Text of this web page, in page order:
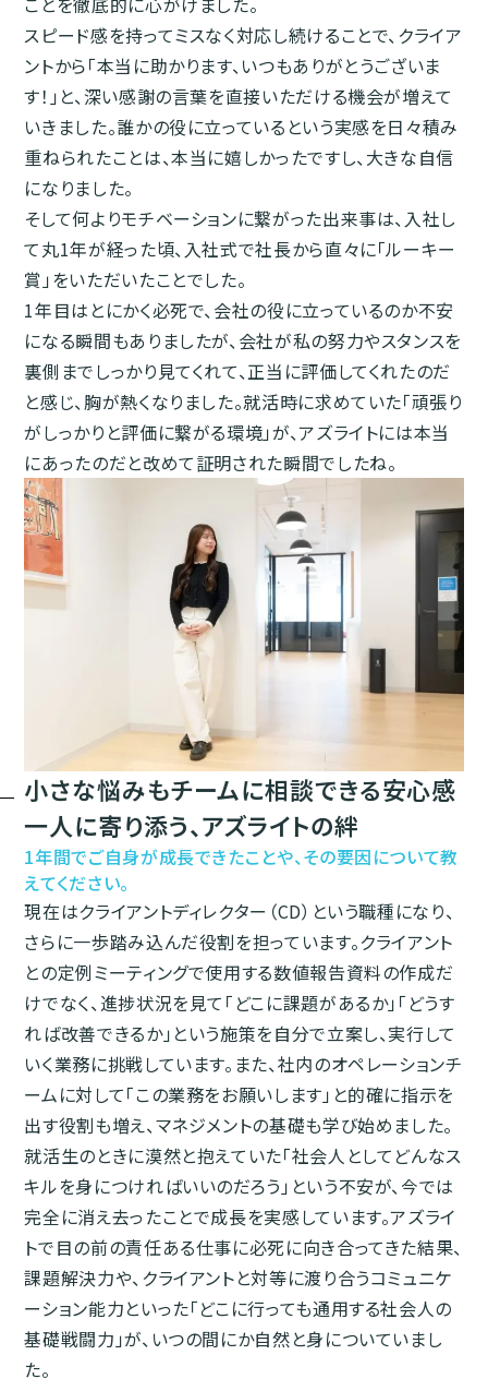
スピード感を持ってミスなく対応し続けることで、クライア
ントから「本当に助かります、いつもありがとうございま
す！」と、深い感謝の言葉を直接いただける機会が増えて
いきました。誰かの役に立っているという実感を日々積み
重ねられたことは、本当に嬉しかったですし、大きな自信
になりました。
そして何よりモチベーションに繋がった出来事は、入社し
て丸1年が経った頃、入社式で社長から直々に「ルーキー
賞」をいただいたことでした。
1年目はとにかく必死で、会社の役に立っているのか不安
になる瞬間もありましたが、会社が私の努力やスタンスを
裏側までしっかり見てくれて、正当に評価してくれたのだ
と感じ、胸が熱くなりました。就活時に求めていた「頑張り
がしっかりと評価に繋がる環境」が、アズライトには本当
にあったのだと改めて証明された瞬間でしたね。
小さな悩みもチームに相談できる安心感
一人に寄り添う、アズライトの絆
1年間でご自身が成長できたことや、その要因について教
えてください。
現在はクライアントディレクター（CD）という職種になり、
さらに一歩踏み込んだ役割を担っています。クライアント
との定例ミーティングで使用する数値報告資料の作成だ
けでなく、進捗状況を見て「どこに課題があるか」「どうす
れば改善できるか」という施策を自分で立案し、実行して
いく業務に挑戦しています。また、社内のオペレーションチ
ームに対して「この業務をお願いします」と的確に指示を
出す役割も増え、マネジメントの基礎も学び始めました。
就活生のときに漠然と抱えていた「社会人としてどんなス
キルを身につければいいのだろう」という不安が、今では
完全に消え去ったことで成長を実感しています。アズライ
トで目の前の責任ある仕事に必死に向き合ってきた結果、
課題解決力や、クライアントと対等に渡り合うコミュニケ
ーション能力といった「どこに行っても通用する社会人の
基礎戦闘力」が、いつの間にか自然と身についていまし
た。